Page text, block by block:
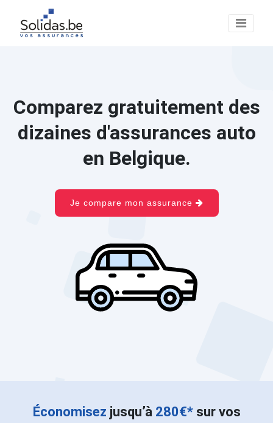
Comparez gratuitement des
dizaines d'assurances auto
en Belgique.
Je compare mon assurance
Économisez jusqu’à 280€*sur vos